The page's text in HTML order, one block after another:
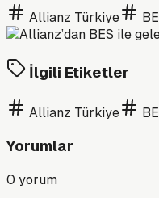
Allianz Türkiye
İlgili Etiketler
Allianz Türkiye
Yorumlar
0 yorum